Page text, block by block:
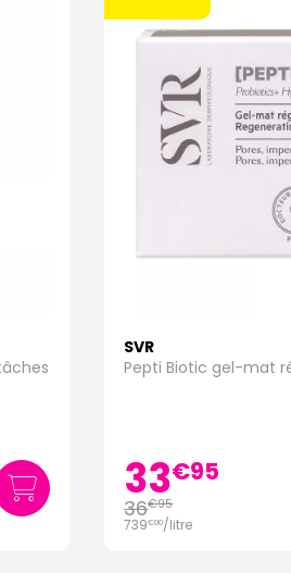
SVR
Pepti Biotic gel-mat
33€95
36€95
739€00/litre